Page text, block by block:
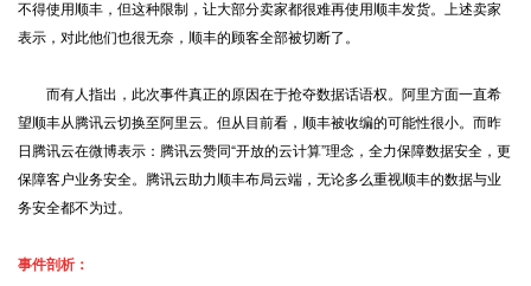
不得使用顺丰，但这种限制，让大部分卖家都很难再使用顺丰发货。上述卖家
表示，对此他们也很无奈，顺丰的顾客全部被切断了。
而有人指出，此次事件真正的原因在于抢夺数据话语权。阿里方面一直希
望顺丰从腾讯云切换至阿里云。但从目前看，顺丰被收编的可能性很小。而昨
日腾讯云在微博表示：腾讯云赞同“开放的云计算”理念，全力保障数据安全，更
保障客户业务安全。腾讯云助力顺丰布局云端，无论多么重视顺丰的数据与业
务安全都不为过。
事件剖析：